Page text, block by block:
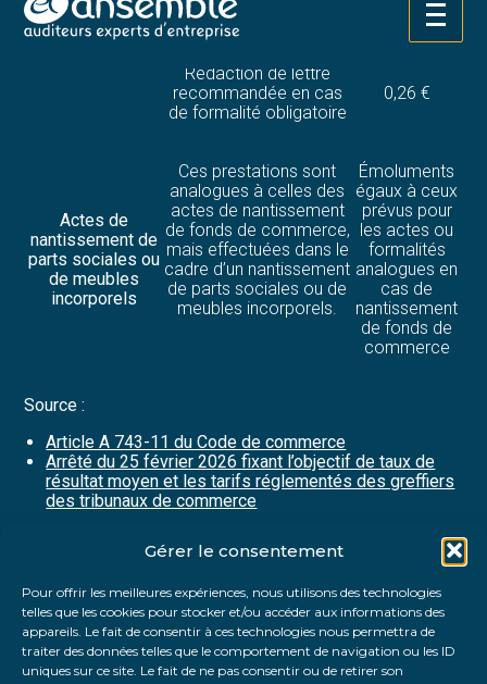
Gérer le consentement
Pour offrir les meilleures expériences, nous utilisons des technologies
telles que les cookies pour stocker et/ou accéder aux informations des
appareils. Le fait de consentir à ces technologies nous permettra de
traiter des données telles que le comportement de navigation ou les ID
uniques sur ce site. Le fait de ne pas consentir ou de retirer son
Aller
au
Certificat de radiation 1,03 €
Rédaction de lettre
recommandée en cas
de formalité obligatoire
0,26 €
Actes de
nantissement de
parts sociales ou
de meubles
incorporels
Ces prestations sont
analogues à celles des
actes de nantissement
de fonds de commerce,
mais effectuées dans le
cadre d’un nantissement
de parts sociales ou de
meubles incorporels.
Émoluments
égaux à ceux
prévus pour
les actes ou
formalités
analogues en
cas de
nantissement
de fonds de
commerce
Source :
Article A 743-11 du Code de commerce
Arrêté du 25 février 2026 fixant l’objectif de taux de
résultat moyen et les tarifs réglementés des greffiers
des tribunaux de commerce
FaceBook
TwitterLinkedIn